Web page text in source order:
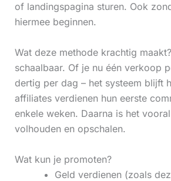
of landingspagina sturen. Ook
hiermee beginnen.
Wat deze methode krachtig
schaalbaar. Of je nu één verkoop
dertig per dag – het systeem blijft
affiliates verdienen hun eerste
enkele weken. Daarna is het
volhouden en opschalen.
Wat kun je promoten?
Geld verdienen (zoals